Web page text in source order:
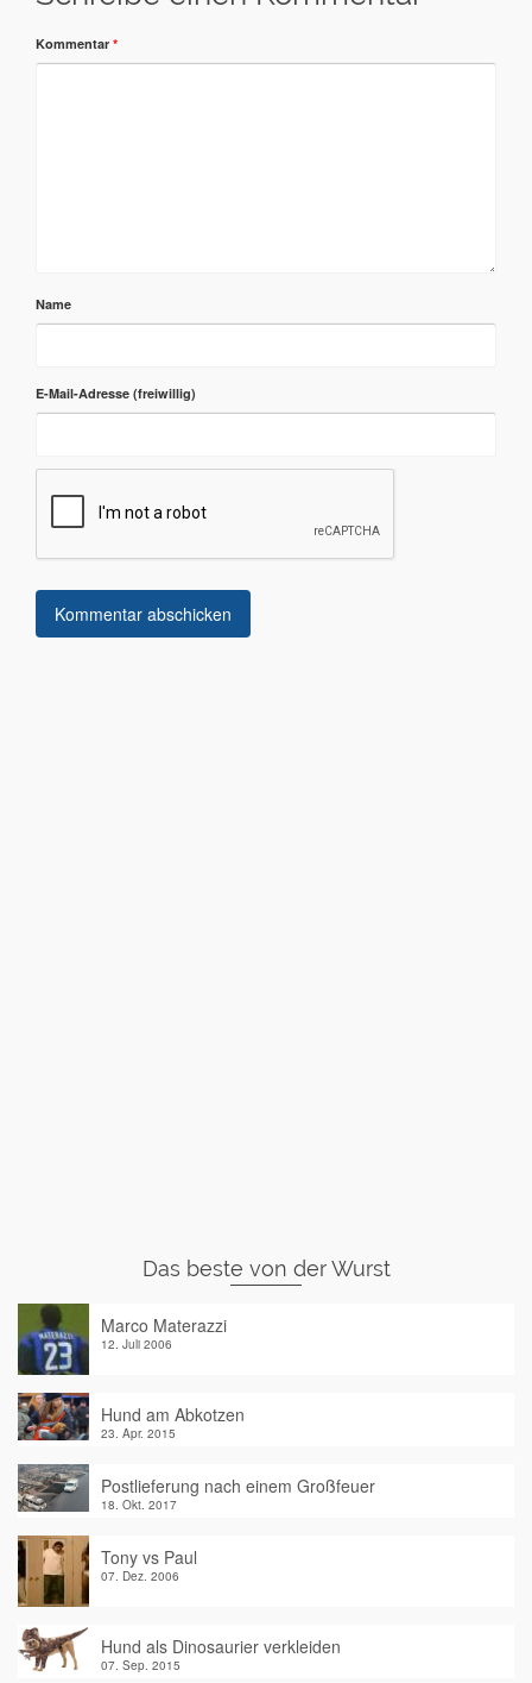
Kommentar *
Name
E-Mail-Adresse
Das beste von der Wurst
Marco Materazzi
12. Juli 2006
Hund am Abkotzen
23. Apr. 2015
Postlieferung nach einem Großfeuer
18. Okt. 2017
Tony vs Paul
07. Dez. 2006
Hund als Dinosaurier verkleiden
07. Sep. 2015